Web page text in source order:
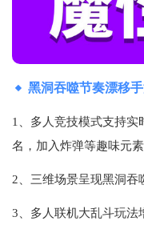
黑洞吞噬节奏漂移
1、多人竞技模式支持实
名，加入炸弹等趣味元素
2、三维场景呈现黑洞吞
3、多人联机大乱斗玩法